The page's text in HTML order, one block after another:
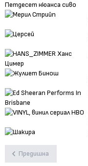
Предишна